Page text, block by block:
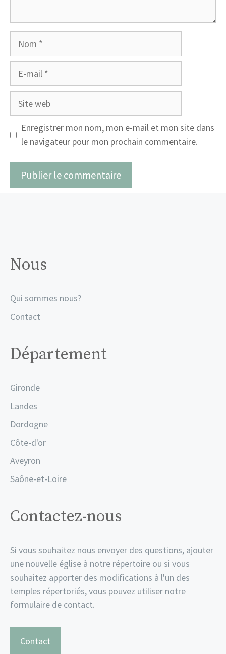
Site
Enregistrer mon nom, mon e-mail et mon site dans
le navigateur pour mon prochain commentaire.
Nous
Qui sommes nous?
Contact
Département
Gironde
Landes
Dordogne
Côte-d'or
Aveyron
Saône-et-Loire
Contactez-nous
Si vous souhaitez nous envoyer des questions, ajouter
une nouvelle église à notre répertoire ou si vous
souhaitez apporter des modifications à l'un des
temples répertoriés, vous pouvez utiliser notre
formulaire de contact.
Contact